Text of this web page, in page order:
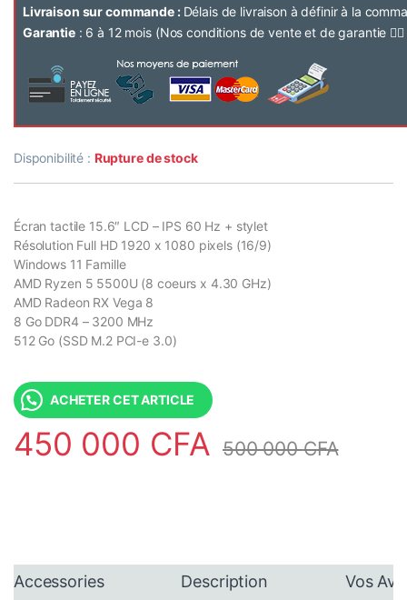
Livraison sur commande : Délais de livraison à définir à la
Garantie: 6 à 12 mois (Nos conditions de vente et de garantie 👉🏽
Disponibilité : Rupture de stock
Écran tactile 15.6″ LCD – IPS 60 Hz + stylet
Résolution Full HD 1920 x 1080 pixels (16/9)
Windows 11 Famille
AMD Ryzen 5 5500U (8 coeurs x 4.30 GHz)
AMD Radeon RX Vega 8
8 Go DDR4 – 3200 MHz
512 Go (SSD M.2 PCI-e 3.0)
ACHETER CET ARTICLE
450 000 CFA 500 000CFA
Accessories Description Vos Avis